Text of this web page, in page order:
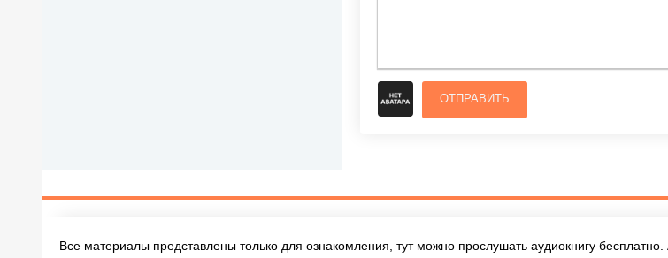
ОТПРАВИТЬ
Все материалы представлены только для ознакомления, тут можно прослушать аудиокнигу